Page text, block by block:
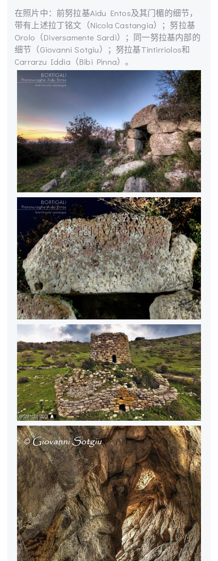
在照片中：前努拉基Aidu Entos及其门楣的细节，
带有上述拉丁铭文（Nicola Castangia）；努拉基
Orolo（Diversamente Sardi）；同一努拉基内部的
细节（Giovanni Sotgiu）；努拉基Tintirriolos和
Carrarzu Iddia（Bibi Pinna）。